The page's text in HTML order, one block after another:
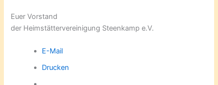
Euer Vorstand
der Heimstättervereinigung Steenkamp e.V.
E-Mail
Drucken